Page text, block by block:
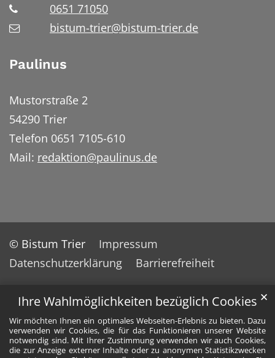
Ihre Wahlmöglichkeiten bezüglich Cookies
Wir möchten Ihnen ein optimales Webseiten-Erlebnis zu bieten. Dazu
verwenden wir Cookies, die für das Funktionieren unserer Website
notwendig sind. Mit Ihrer Zustimmung verwenden wir auch Cookies,
die zur Anzeige externer Inhalte oder zu anonymen Statistikzwecken
✕
0651 71050
bistum-trier@bistum-trier.de
Paulinus
Mustorstraße 2
54290 Trier
Telefon 0651 7105-610
Mail: redaktion@paulinus.de
© Bistum Trier
Impressum
Datenschutzerklärung
Barrierefreiheit